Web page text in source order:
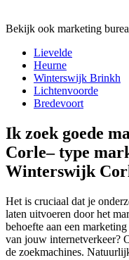
Bekijk ook marketing
Lievelde
Heurne
Winterswijk Brinkh
Lichtenvoorde
Bredevoort
Ik zoek goede
Corle– type
Winterswijk
Het is cruciaal dat je
laten uitvoeren door het
behoefte aan een
van jouw internetverkeer?
de zoekmachines.